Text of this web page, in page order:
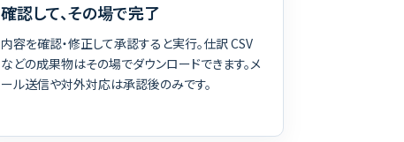
確認して、その場で完了
内容を確認・修正して承認すると実行。仕訳 CSV
などの成果物はその場でダウンロードできます。メ
ール送信や対外対応は承認後のみです。